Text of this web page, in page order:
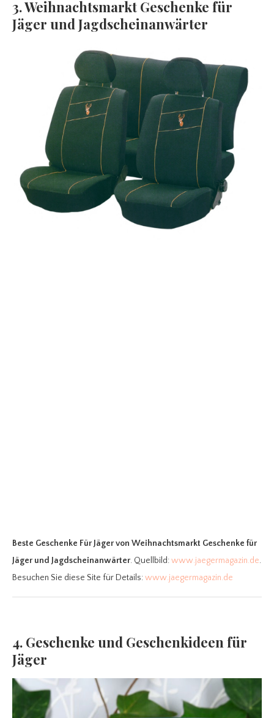
3. Weihnachtsmarkt Geschenke für
Jäger und Jagdscheinanwärter
Beste Geschenke Für Jägervon Weihnachtsmarkt Geschenke für
Jäger und Jagdscheinanwärter. Quellbild:www.jaegermagazin.de.
Besuchen Sie diese Site für Details:www.jaegermagazin.de
4. Geschenke und Geschenkideen für
Jäger